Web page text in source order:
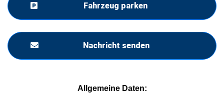
Fahrzeug parken
Nachricht senden
Allgemeine Daten: